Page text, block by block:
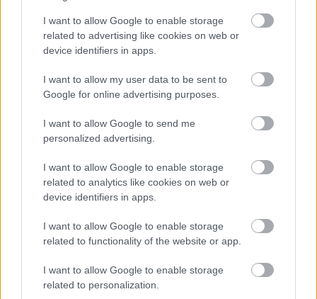
I want to allow Google to enable storage
related to advertising like cookies on web or
device identifiers in apps.
I want to allow my user data to be sent to
Google for online advertising purposes.
I want to allow Google to send me
personalized advertising.
I want to allow Google to enable storage
related to analytics like cookies on web or
device identifiers in apps.
I want to allow Google to enable storage
related to functionality of the website or app.
I want to allow Google to enable storage
related to personalization.